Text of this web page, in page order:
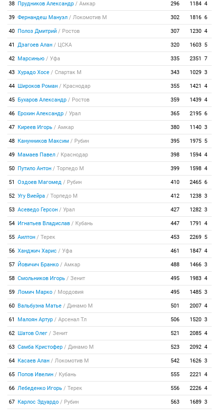
38 Прудников Александр / Амкар 296 1184 4
39 Фернандеш Мануэл / Локомотив М 302 1816 6
40 Полоз Дмитрий / Ростов 307 1230 4
41 Дзагоев Алан / ЦСКА 320 1603 5
42 Марсинью / Уфа 335 2351 7
43 Хурадо Хосе / Спартак М 343 1029 3
44 Широков Роман / Краснодар 355 1421 4
45 Бухаров Александр / Ростов 359 1439 4
46 Ерохин Александр / Урал 365 2195 6
47 Киреев Игорь / Амкар 380 1140 3
48 Канунников Максим / Рубин 395 1975 5
49 Мамаев Павел / Краснодар 398 1594 4
50 Путило Антон / Торпедо М 399 1598 4
51 Оздоев Магомед / Рубин 410 2465 6
52 Угу Виейра / Торпедо М 412 1238 3
53 Асеведо Герсон / Урал 427 1282 3
54 Игнатьев Владислав / Кубань 447 1791 4
55 Аилтон / Терек 453 2269 5
56 Ханджич Харис / Уфа 461 1847 4
57 Йовичич Бранко / Амкар 488 1466 3
58 Смольников Игорь / Зенит 495 1983 4
59 Ломич Марко / Мордовия 495 1485 3
60 Вальбуэна Матье / Динамо М 501 2007 4
61 Малоян Артур / Арсенал Тл 506 1520 3
62 Шатов Олег / Зенит 521 2085 4
63 Самба Кристофер / Динамо М 523 2092 4
64 Касаев Алан / Локомотив М 542 1626 3
65 Попов Ивелин / Кубань 555 2221 4
66 Лебеденко Игорь / Терек 556 2226 4
67 Карлос Эдуардо / Рубин 563 1689 3